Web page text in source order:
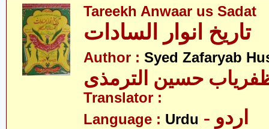
Tareekh Anwaar us Sadat
تاریخ انوار السادات
Author : Syed Zafaryab
حسین الترمذی
Translator :
Language : Urdu - اردو